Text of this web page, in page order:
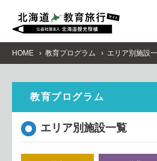
事 前 学習
教育プログラム
アクセス
料請求
HOME 教育プログラム エリア別施設
教育プログラム
エリア別施設一覧